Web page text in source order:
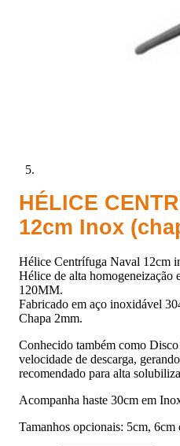
HÉLICE
12cm Inox
Hélice Centrífuga Naval 12cm
Hélice de alta homogeneização
120MM.
Fabricado em aço inoxidável
Chapa 2mm.
Conhecido também como
velocidade de descarga,
recomendado para alta
Acompanha haste 30cm em
Tamanhos opcionais: 5cm, 6cm